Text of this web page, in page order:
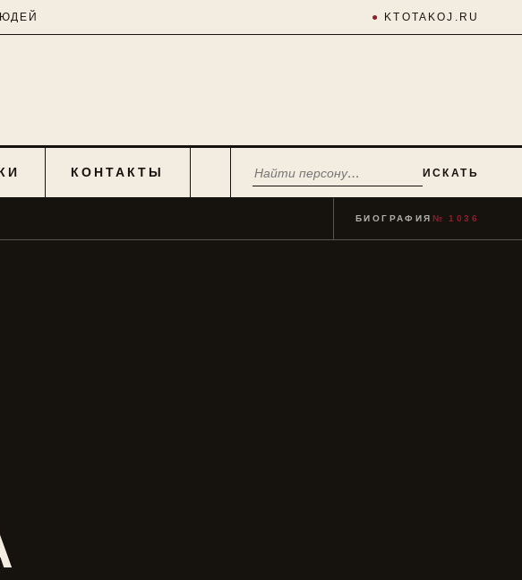
● KTOTAKOJ.RU
КОНТАКТЫ ИСКАТЬ
БИОГРАФИЯ № 1036